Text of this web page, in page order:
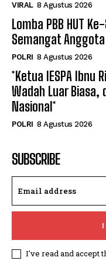
VIRAL 8 Agustus 2026
Lomba PBB HUT
Semangat
POLRI 8 Agustus 2026
*Ketua IESPA Ibnu
Wadah Luar
Nasional*
POLRI 8 Agustus 2026
SUBSCRIBE
I've read and accept